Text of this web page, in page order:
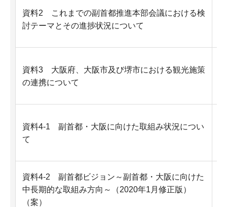
資料2 これまでの副首都推進本部会議における検
討テーマとその進捗状況について
資料3 大阪府、大阪市及び堺市における観光施策
の連携について
資料4-1 副首都・大阪に向けた取組み状況につい
て
資料4-2 副首都ビジョン～副首都・大阪に向けた
中長期的な取組み方向～（2020年1月修正版）
（案）